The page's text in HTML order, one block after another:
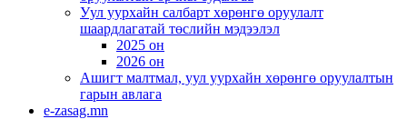
Уул уурхайн салбарт хөрөнгө оруулалт
шаардлагатай төслийн мэдээлэл
2025 он
2026 он
Ашигт малтмал, уул уурхайн хөрөнгө оруулалтын
гарын авлага
e-zasag.mn